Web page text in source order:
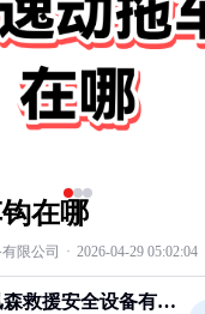
在哪
限公司 · 2026-04-29 05:02:04
救援安全设备有限